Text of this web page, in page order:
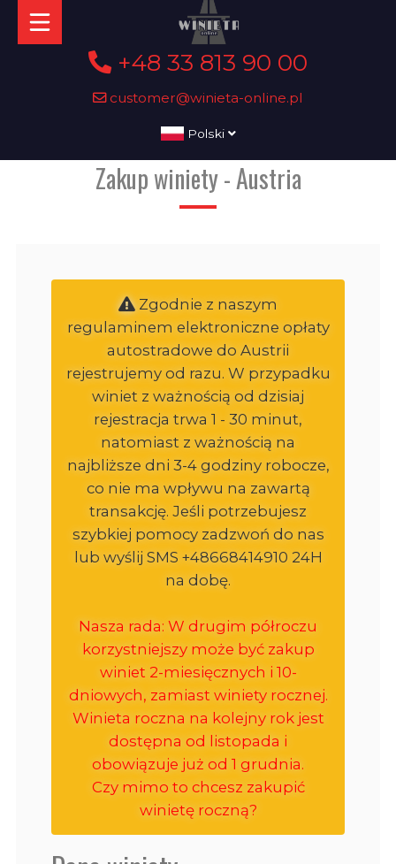
+48 33 813 90 00
customer@winieta-online.pl
Polski
Zakup winiety - Austria
Zgodnie z naszym
regulaminem elektroniczne opłaty
autostradowe do Austrii
rejestrujemy od razu. W przypadku
winiet z ważnością od dzisiaj
rejestracja trwa 1 - 30 minut,
natomiast z ważnością na
najbliższe dni 3-4 godziny robocze,
co nie ma wpływu na zawartą
transakcję. Jeśli potrzebujesz
szybkiej pomocy zadzwoń do nas
lub wyślij SMS +48668414910 24H
na dobę.
Nasza rada: W drugim półroczu
korzystniejszy może być zakup
winiet 2-miesięcznych i 10-
dniowych, zamiast winiety rocznej.
Winieta roczna na kolejny rok jest
dostępna od listopada i
obowiązuje już od 1 grudnia.
Czy mimo to chcesz zakupić
winietę roczną?